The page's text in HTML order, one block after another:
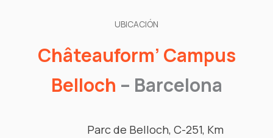
UBICACIÓN
Châteauform’ Campus
Belloch – Barcelona
Parc de Belloch, C-251, Km